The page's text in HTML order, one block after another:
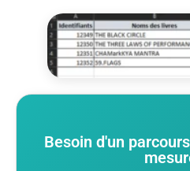
Besoin d'un